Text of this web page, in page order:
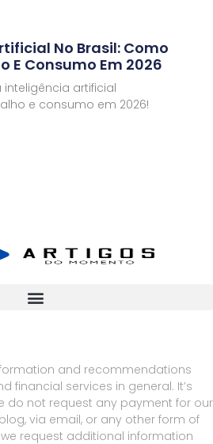
No Brasil: Como
E Consumo Em 2026
artificial
e consumo em 2026!
and recommendations
financial services in general. It’s
do not request any payment for our
via email, or any other form of
request additional information